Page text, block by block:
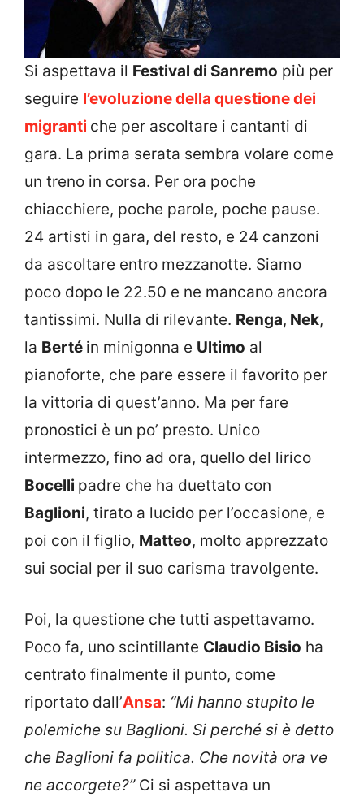
Si aspettava il Festival di Sanremo più per
seguire l’evoluzione della questione dei
migranti che per ascoltare i cantanti di
gara. La prima serata sembra volare come
un treno in corsa. Per ora poche
chiacchiere, poche parole, poche pause.
24 artisti in gara, del resto, e 24 canzoni
da ascoltare entro mezzanotte. Siamo
poco dopo le 22.50 e ne mancano ancora
tantissimi. Nulla di rilevante. Renga, Nek,
la Berté in minigonna e Ultimo al
pianoforte, che pare essere il favorito per
la vittoria di quest’anno. Ma per fare
pronostici è un po’ presto. Unico
intermezzo, fino ad ora, quello del lirico
Bocelli padre che ha duettato con
Baglioni, tirato a lucido per l’occasione, e
poi con il figlio, Matteo, molto apprezzato
sui social per il suo carisma travolgente.
Poi, la questione che tutti aspettavamo.
Poco fa, uno scintillante Claudio Bisio ha
centrato finalmente il punto, come
riportato dall’Ansa: “Mi hanno stupito le
polemiche su Baglioni. Si perché si è detto
che Baglioni fa politica. Che novità ora ve
ne accorgete?”Ci si aspettava un